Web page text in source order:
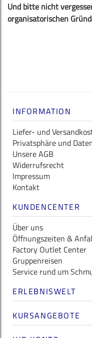
Und bitte nicht
organisatorischen
INFORMATION
Liefer- und
Privatsphäre und
Unsere AGB
Widerrufsrecht
Impressum
Kontakt
KUNDENCENTER
Über uns
Öffnungszeiten &
Factory Outlet Center
Gruppenreisen
Service rund um
ERLEBNISWELT
KURSANGEBOTE